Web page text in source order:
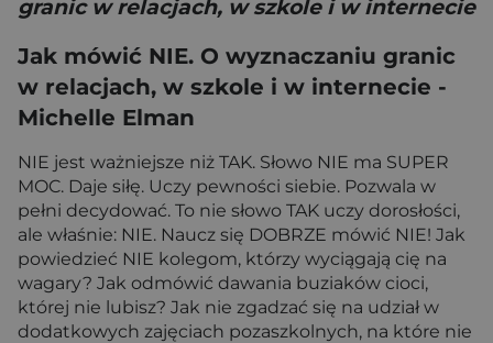
granic w relacjach, w szkole i w internecie
Jak mówić NIE. O wyznaczaniu granic
w relacjach, w szkole i w internecie -
Michelle Elman
NIE jest ważniejsze niż TAK. Słowo NIE ma SUPER
MOC. Daje siłę. Uczy pewności siebie. Pozwala w
pełni decydować. To nie słowo TAK uczy dorosłości,
ale właśnie: NIE. Naucz się DOBRZE mówić NIE! Jak
powiedzieć NIE kolegom, którzy wyciągają cię na
wagary? Jak odmówić dawania buziaków cioci,
której nie lubisz? Jak nie zgadzać się na udział w
dodatkowych zajęciach pozaszkolnych, na które nie